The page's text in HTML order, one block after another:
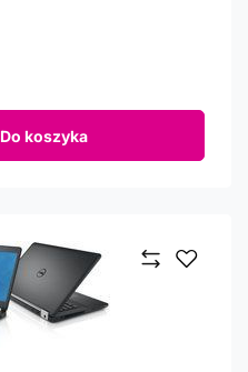
Do koszyka